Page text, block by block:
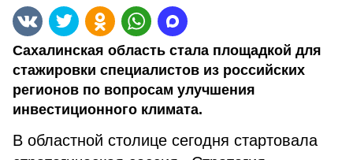
Сахалинская область стала площадкой для
стажировки специалистов из российских
регионов по вопросам улучшения
инвестиционного климата.
В областной столице сегодня стартовала